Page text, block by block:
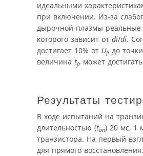
идеальными
при включении. Из-за
дырочной плазмы
которого зависит от di/di.
достигает 10% от Uf, до
величина tfrможет
Результаты
В ходе испытаний на
длительностью (ton) 20 мс, 1
транзистора. На первый
для прямого